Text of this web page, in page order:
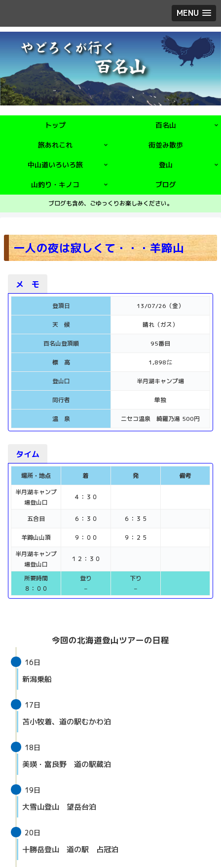
MENU
トップ 百名山
旅あれこれ 街並み散歩
中山道いろいろ旅 登山
山釣り・キノコ ブログ
ブログも含め、ごゆっくりお楽しみください。
一人の夜は寂しくて・・・羊蹄山
メ モ
登頂日 13/07/26（金）
天 候 晴れ（ガス）
百名山登頂順 95番目
標 高 1,898㍍
登山口 半月湖キャンプ場
同行者 単独
温 泉 ニセコ温泉 綺羅乃湯 500円
タイム
場所・地点 着 発
備考
半月湖キャンプ
場登山口
４：３０
五合目 ６：３０ ６：３５
羊蹄山山頂 ９：００
９：２５
半月湖キャンプ
場登山口
１２：３０
所要時間
８：００
登り
–
下り
–
今回の北海道登山ツアーの日程
16日
新潟乗船
17日
苫小牧着、道の駅むかわ泊
18日
美瑛・富良野 道の駅蔵泊
19日
大雪山登山 望岳台泊
20日
十勝岳登山 道の駅 占冠泊